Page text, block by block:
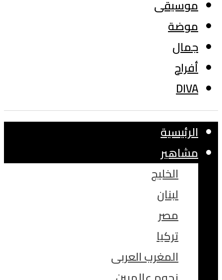
موسيقى
موضة
جمال
أفراح
DIVA
الرئيسية
مشاهير
الخليج
لبنان
مصر
تركيا
المغرب العربى